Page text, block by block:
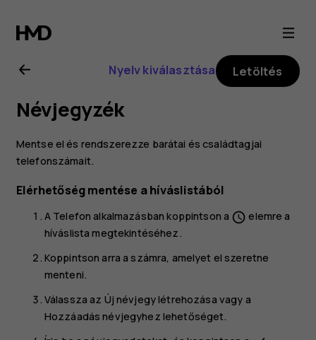
Nokia
4.2
felhasználói
kézikönyv
Nyelv kiválasztása Letöltés
Névjegyzék
Mentse el és rendszerezze barátai és családtagjai
telefonszámait.
Elérhetőség mentése a híváslistából
A Telefon alkalmazásban koppintson a schedule elemre a
híváslista megtekintéséhez.
Koppintson arra a számra, amelyet el szeretne
menteni.
Válassza az Új névjegy létrehozása vagy a
Hozzáadás névjegyhez lehetőséget.